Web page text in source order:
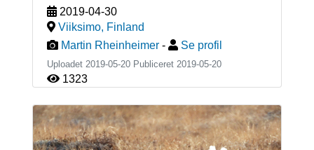
2019-04-30
Viiksimo, Finland
Martin Rheinheimer - Se profil
Uploadet 2019-05-20 Publiceret 2019-05-20
1323